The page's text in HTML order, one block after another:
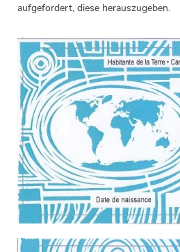
aufgefordert, diese herauszugeben.